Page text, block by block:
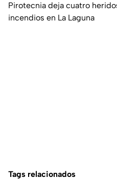
Pirotecnia deja cuatro
incendios en La Laguna
Tags relacionados